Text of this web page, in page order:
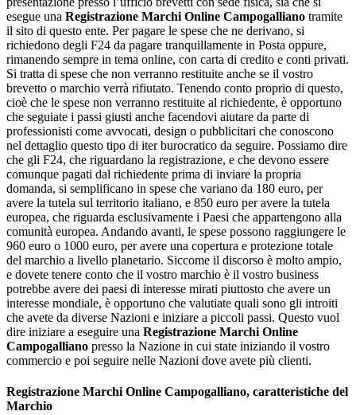
esegue una Registrazione Marchi Online Campogalliano tramite
il sito di questo ente. Per pagare le spese che ne derivano, si
richiedono degli F24 da pagare tranquillamente in Posta oppure,
rimanendo sempre in tema online, con carta di credito e conti privati.
Si tratta di spese che non verranno restituite anche se il vostro
brevetto o marchio verrà rifiutato. Tenendo conto proprio di questo,
cioè che le spese non verranno restituite al richiedente, è opportuno
che seguiate i passi giusti anche facendovi aiutare da parte di
professionisti come avvocati, design o pubblicitari che conoscono
nel dettaglio questo tipo di iter burocratico da seguire. Possiamo dire
che gli F24, che riguardano la registrazione, e che devono essere
comunque pagati dal richiedente prima di inviare la propria
domanda, si semplificano in spese che variano da 180 euro, per
avere la tutela sul territorio italiano, e 850 euro per avere la tutela
europea, che riguarda esclusivamente i Paesi che appartengono alla
comunità europea. Andando avanti, le spese possono raggiungere le
960 euro o 1000 euro, per avere una copertura e protezione totale
del marchio a livello planetario. Siccome il discorso è molto ampio,
e dovete tenere conto che il vostro marchio è il vostro business
potrebbe avere dei paesi di interesse mirati piuttosto che avere un
interesse mondiale, è opportuno che valutiate quali sono gli introiti
che avete da diverse Nazioni e iniziare a piccoli passi. Questo vuol
dire iniziare a eseguire una Registrazione Marchi Online
Campogalliano presso la Nazione in cui state iniziando il vostro
commercio e poi seguire nelle Nazioni dove avete più clienti.
Registrazione Marchi Online Campogalliano, caratteristiche del
Marchio